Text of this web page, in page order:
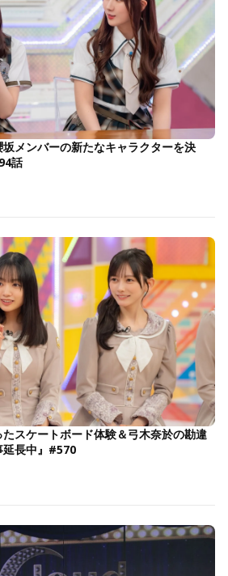
メンバーの新たなキャラクターを決
話
スケートボード体験＆弓木奈於の勘違
延長中』#570